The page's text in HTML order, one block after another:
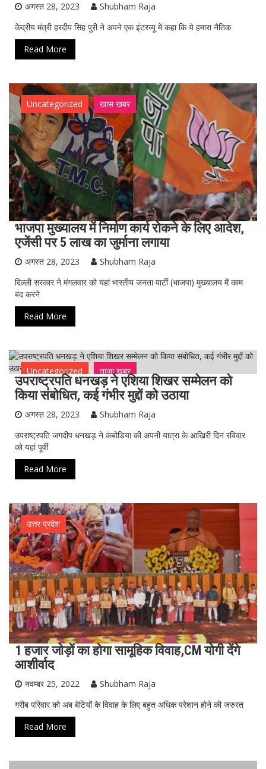
अगस्त 28, 2023
Shubham Raja
केंद्रीय मंत्री हरदीप सिंह पुरी ने अपने एक इंटरव्यू में कहा कि ये हमारा नैतिक
Read More
Uncategorized ख़ास ख़बर
भाजपा मुख्यालय में निर्माण कार्य रोकने के लिए आदेश,
एजेंसी पर 5 लाख का जुर्माना लगाया
अगस्त 28, 2023
Shubham Raja
दिल्ली सरकार ने मंगलवार को यहां भारतीय जनता पार्टी (भाजपा) मुख्यालय में काम
बंद करने
Read More
Uncategorized ताजा ख़बर
उपराष्ट्रपति धनखड़ ने एशिया शिखर सम्मेलन को
किया संबोधित, कई गंभीर मुद्दों को उठाया
अगस्त 28, 2023
Shubham Raja
उपराष्ट्रपति जगदीप धनखड़ ने कंबोडिया की अपनी यात्रा के आखिरी दिन रविवार
को यहां पूर्वी
Read More
उत्तर प्रदेश
1 हजार जोड़ों का होगा सामूहिक विवाह,CM योगी देंगे
आशीर्वाद
नवम्बर 25, 2022
Shubham Raja
गरीब परिवार को अब बेटियों के विवाह के लिए बहुत अधिक परेशान होने की जरुरत
Read More